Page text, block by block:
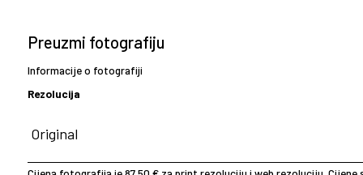
Preuzmi fotografiju
Informacije o fotografiji
Rezolucija